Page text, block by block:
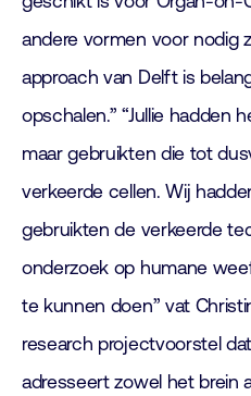
andere vormen voor nodig
approach van Delft is
opschalen.” “Jullie hadden
maar gebruikten die tot
verkeerde cellen. Wij
gebruikten de verkeerde
onderzoek op humane
te kunnen doen” vat
research projectvoorstel
adresseert zowel het brein